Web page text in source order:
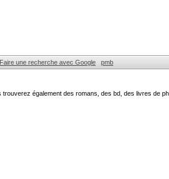
Faire une recherche avec Google pmb
également des romans, des bd, des livres de